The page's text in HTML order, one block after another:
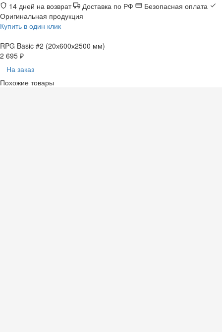
14 дней на возврат
Доставка по РФ
Безопасная оплата
Оригинальная продукция
Купить в один клик
RPG Basic #2 (20х600х2500 мм)
2 695 ₽
На заказ
Похожие товары